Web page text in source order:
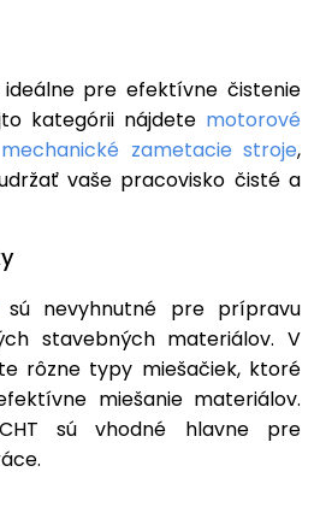
pre efektívne čistenie
kategórii nájdete motorové
mechanické zametacie stroje,
vaše pracovisko čisté a
sú nevyhnutné pre prípravu
stavebných materiálov. V
rôzne typy miešačiek, ktoré
miešanie materiálov.
sú vhodné hlavne pre